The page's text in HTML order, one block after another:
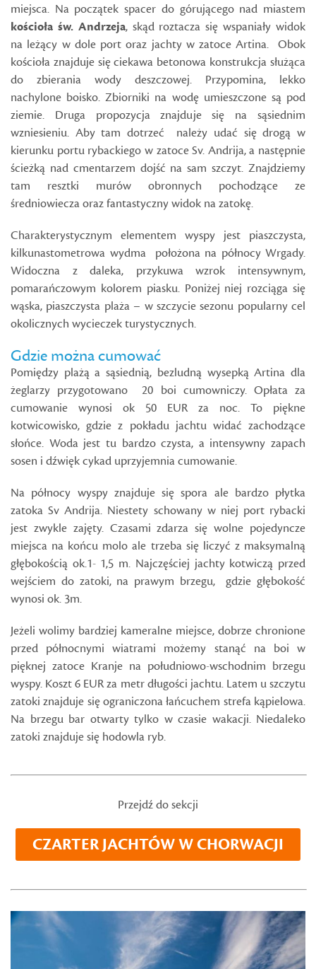
miejsca. Na początek spacer do górującego nad miastem
kościoła św. Andrzeja, skąd roztacza się wspaniały widok
na leżący w dole port oraz jachty w zatoce Artina. Obok
kościoła znajduje się ciekawa betonowa konstrukcja służąca
do zbierania wody deszczowej. Przypomina, lekko
nachylone boisko. Zbiorniki na wodę umieszczone są pod
ziemie. Druga propozycja znajduje się na sąsiednim
wzniesieniu. Aby tam dotrzeć należy udać się drogą w
kierunku portu rybackiego w zatoce Sv. Andrija, a następnie
ścieżką nad cmentarzem dojść na sam szczyt. Znajdziemy
tam resztki murów obronnych pochodzące ze
średniowiecza oraz fantastyczny widok na zatokę.
Charakterystycznym elementem wyspy jest piaszczysta,
kilkunastometrowa wydma położona na północy Wrgady.
Widoczna z daleka, przykuwa wzrok intensywnym,
pomarańczowym kolorem piasku. Poniżej niej rozciąga się
wąska, piaszczysta plaża – w szczycie sezonu popularny cel
okolicznych wycieczek turystycznych.
Gdzie można cumować
Pomiędzy plażą a sąsiednią, bezludną wysepką Artina dla
żeglarzy przygotowano 20 boi cumowniczy. Opłata za
cumowanie wynosi ok 50 EUR za noc. To piękne
kotwicowisko, gdzie z pokładu jachtu widać zachodzące
słońce. Woda jest tu bardzo czysta, a intensywny zapach
sosen i dźwięk cykad uprzyjemnia cumowanie.
Na północy wyspy znajduje się spora ale bardzo płytka
zatoka Sv Andrija. Niestety schowany w niej port rybacki
jest zwykle zajęty. Czasami zdarza się wolne pojedyncze
miejsca na końcu molo ale trzeba się liczyć z maksymalną
głębokością ok.1- 1,5 m. Najczęściej jachty kotwiczą przed
wejściem do zatoki, na prawym brzegu, gdzie głębokość
wynosi ok. 3m.
Jeżeli wolimy bardziej kameralne miejsce, dobrze chronione
przed północnymi wiatrami możemy stanąć na boi w
pięknej zatoce Kranje na południowo-wschodnim brzegu
wyspy. Koszt 6 EUR za metr długości jachtu. Latem u szczytu
zatoki znajduje się ograniczona łańcuchem strefa kąpielowa.
Na brzegu bar otwarty tylko w czasie wakacji. Niedaleko
zatoki znajduje się hodowla ryb.
Przejdź do sekcji
CZARTER JACHTÓW W CHORWACJI